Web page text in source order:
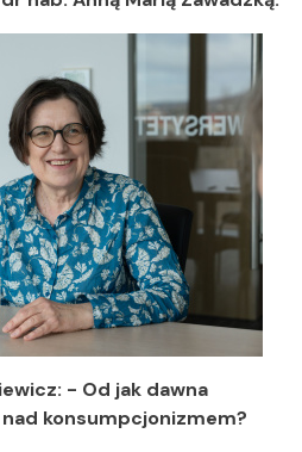
- Od jak dawna
konsumpcjonizmem?